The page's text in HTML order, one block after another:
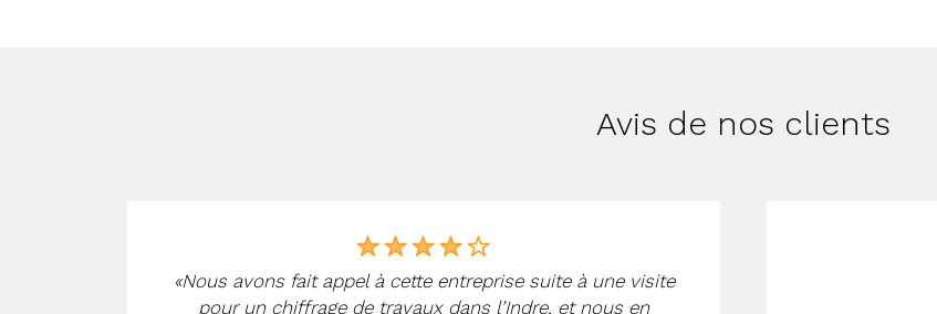
Avis de nos clients
«Nous avons fait appel à cette entreprise suite à une visite
pour un chiffrage de travaux dans l’Indre, et nous en